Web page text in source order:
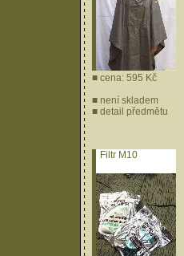
■ cena: 595 Kč
■ není skladem
■ detail předmětu
Filtr M10